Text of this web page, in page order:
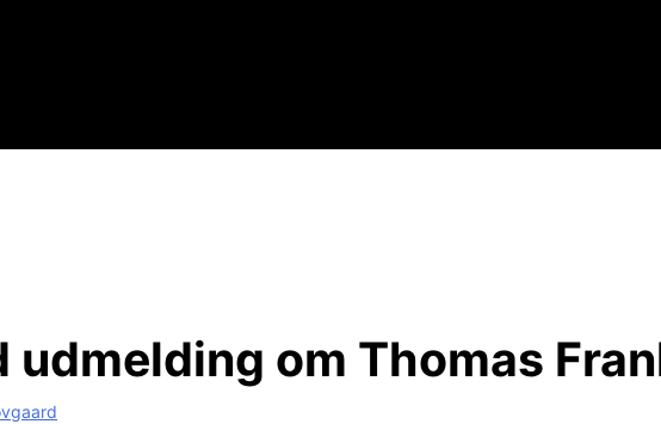
udmelding om Thomas